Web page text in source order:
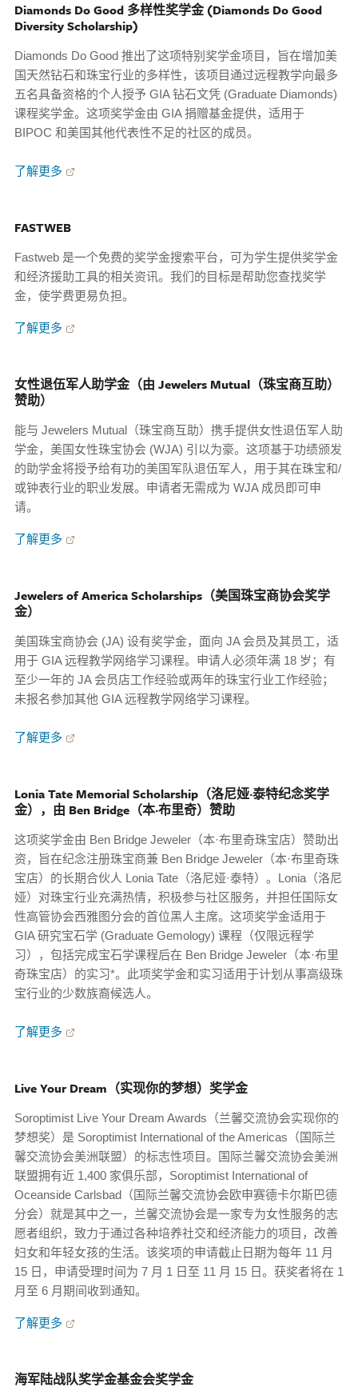
Diamonds Do Good 多样性奖学金 (Diamonds Do Good
Diversity Scholarship)
Diamonds Do Good 推出了这项特别奖学金项目，旨在增加美
国天然钻石和珠宝行业的多样性，该项目通过远程教学向最多
五名具备资格的个人授予 GIA 钻石文凭 (Graduate Diamonds)
课程奖学金。这项奖学金由 GIA 捐赠基金提供，适用于
BIPOC 和美国其他代表性不足的社区的成员。
了解更多
FASTWEB
Fastweb 是一个免费的奖学金搜索平台，可为学生提供奖学金
和经济援助工具的相关资讯。我们的目标是帮助您查找奖学
金，使学费更易负担。
了解更多
女性退伍军人助学金（由 Jewelers Mutual（珠宝商互助）
赞助）
能与 Jewelers Mutual（珠宝商互助）携手提供女性退伍军人助
学金，美国女性珠宝协会 (WJA) 引以为豪。这项基于功绩颁发
的助学金将授予给有功的美国军队退伍军人，用于其在珠宝和/
或钟表行业的职业发展。申请者无需成为 WJA 成员即可申
请。
了解更多
Jewelers of America Scholarships（美国珠宝商协会奖学
金）
美国珠宝商协会 (JA) 设有奖学金，面向 JA 会员及其员工，适
用于 GIA 远程教学网络学习课程。申请人必须年满 18 岁；有
至少一年的 JA 会员店工作经验或两年的珠宝行业工作经验；
未报名参加其他 GIA 远程教学网络学习课程。
了解更多
Lonia Tate Memorial Scholarship（洛尼娅·泰特纪念奖学
金），由 Ben Bridge（本·布里奇）赞助
这项奖学金由 Ben Bridge Jeweler（本·布里奇珠宝店）赞助出
资，旨在纪念注册珠宝商兼 Ben Bridge Jeweler（本·布里奇珠
宝店）的长期合伙人 Lonia Tate（洛尼娅·泰特）。Lonia（洛尼
娅）对珠宝行业充满热情，积极参与社区服务，并担任国际女
性高管协会西雅图分会的首位黑人主席。这项奖学金适用于
GIA 研究宝石学 (Graduate Gemology) 课程（仅限远程学
习），包括完成宝石学课程后在 Ben Bridge Jeweler（本·布里
奇珠宝店）的实习*。此项奖学金和实习适用于计划从事高级珠
宝行业的少数族裔候选人。
了解更多
Live Your Dream（实现你的梦想）奖学金
Soroptimist Live Your Dream Awards（兰馨交流协会实现你的
梦想奖）是 Soroptimist International of the Americas（国际兰
馨交流协会美洲联盟）的标志性项目。国际兰馨交流协会美洲
联盟拥有近 1,400 家俱乐部，Soroptimist International of
Oceanside Carlsbad（国际兰馨交流协会欧申赛德卡尔斯巴德
分会）就是其中之一，兰馨交流协会是一家专为女性服务的志
愿者组织，致力于通过各种培养社交和经济能力的项目，改善
妇女和年轻女孩的生活。该奖项的申请截止日期为每年 11 月
15 日，申请受理时间为 7 月 1 日至 11 月 15 日。获奖者将在 1
月至 6 月期间收到通知。
了解更多
海军陆战队奖学金基金会奖学金